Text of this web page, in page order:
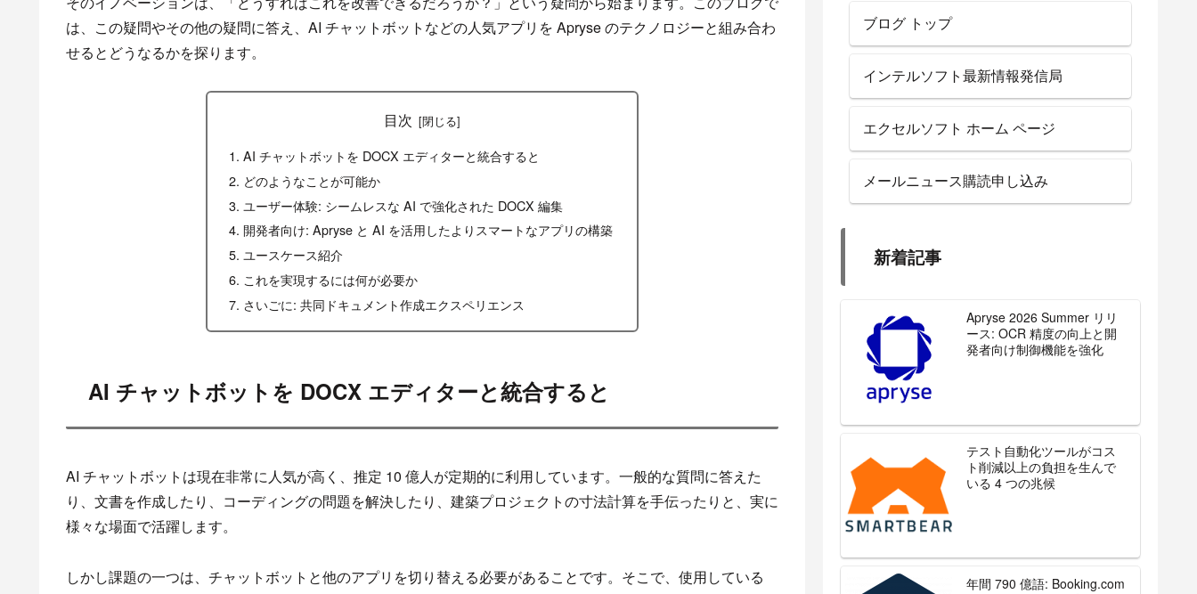
は、この疑問やその他の疑問に答え、AI チャットボットなどの人気アプリを Apryse のテクノロジーと組み合わ
せるとどうなるかを探ります。
目次
AI チャットボットを DOCX エディターと統合すると
どのようなことが可能か
ユーザー体験: シームレスな AI で強化された DOCX 編集
開発者向け: Apryse と AI を活用したよりスマートなアプリの構築
ユースケース紹介
これを実現するには何が必要か
さいごに: 共同ドキュメント作成エクスペリエンス
AI チャットボットを DOCX エディターと統合すると
AI チャットボットは現在非常に人気が高く、推定 10 億人が定期的に利用しています。一般的な質問に答えた
り、文書を作成したり、コーディングの問題を解決したり、建築プロジェクトの寸法計算を手伝ったりと、実に
様々な場面で活躍します。
しかし課題の一つは、チャットボットと他のアプリを切り替える必要があることです。そこで、使用している
ブログ トップ
インテルソフト最新情報発信局
エクセルソフト ホーム ページ
メールニュース購読申し込み
新着記事
Apryse 2026 Summer リリ
ース: OCR 精度の向上と開
発者向け制御機能を強化
テスト自動化ツールがコス
ト削減以上の負担を生んで
いる 4 つの兆候
年間 790 億語: Booking.com